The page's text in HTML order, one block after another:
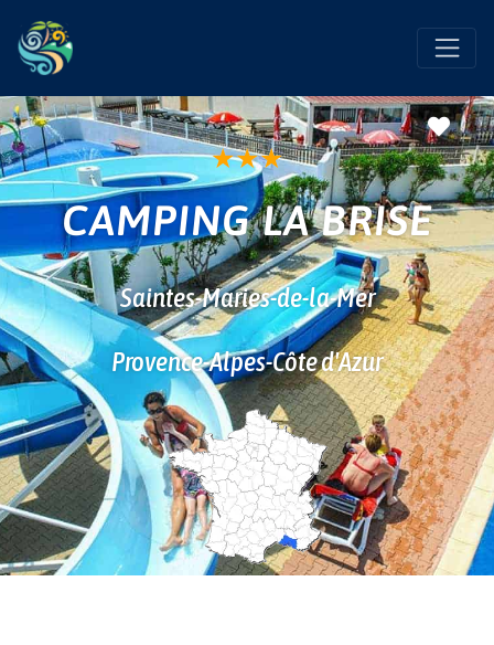
★★★
CAMPING LA BRISE
Saintes-Maries-de-la-Mer
Provence-Alpes-Côte d'Azur